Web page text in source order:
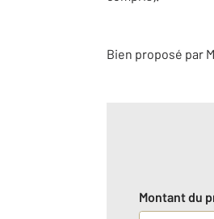
Bien proposé par
Montant du